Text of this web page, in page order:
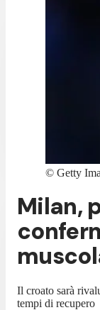
© Getty
Milan,
Il croato sarà
tempi di recupero